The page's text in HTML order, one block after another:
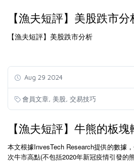
【漁夫短評】美股跌市分
【漁夫短評】美股跌市分析
Aug 29 2024
會員文章 美股 交易技巧
【漁夫短評】牛熊的板塊
本文根據InvesTech Research提供的數據
次牛市高點(不包括2020年新冠疫情引發的